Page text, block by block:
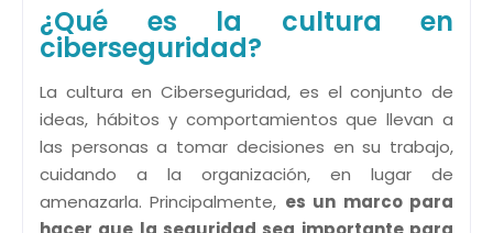
¿Qué es la cultura en
ciberseguridad?
La cultura en Ciberseguridad, es el conjunto de
ideas, hábitos y comportamientos que llevan a
las personas a tomar decisiones en su trabajo,
cuidando a la organización, en lugar de
amenazarla. Principalmente, es un marco para